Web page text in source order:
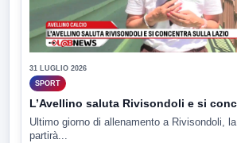
31 LUGLIO 2026
SPORT
L’Avellino saluta Rivisondoli e si
Ultimo giorno di allenamento a Rivisondoli,
partirà...